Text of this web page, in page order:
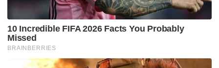
സൂചന. ഇതോടൊപ്പം, രാജകുമാരിമാർ
സാധാരണക്കാരെ വിവാഹം കഴിച്ചാലും അവരുടെ
രാജപദവി നിലനിർത്താൻ അനുവദിക്കുന്ന മറ്റൊരു
നിർദ്ദേശവും പാർലമെന്റിന്റെ പരിഗണനയിലുണ്ട്.
രാജകുടുംബത്തിൽ സ്ത്രീ ഭരണാധികാരികൾ